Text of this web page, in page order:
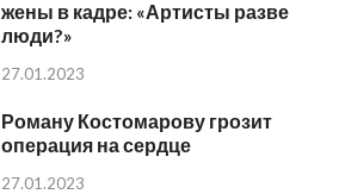
жены в кадре: «Артисты разве
люди?»
27.01.2023
Роману Костомарову грозит
операция на сердце
27.01.2023